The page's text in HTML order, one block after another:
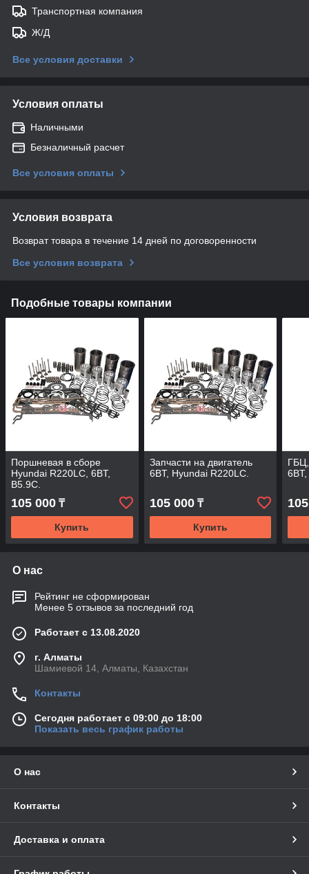
Транспортная компания
Ж/Д
Все условия доставки
Условия оплаты
Наличными
Безналичный расчет
Все условия оплаты
Условия возврата
Возврат товара в течение 14 дней по договоренности
Все условия возврата
Подобные товары компании
Поршневая в сборе
Hyundai R220LC, 6BT,
B5.9C.
105 000 ₸
Купить
Запчасти на двигатель
6BT, Hyundai R220LC.
105 000₸
Купить
О нас
Рейтинг не сформирован
Менее 5 отзывов за последний год
Работает с 13.08.2020
г. Алматы
Шамиевой 14, Алматы, Казахстан
Контакты
Сегодня работает с 09:00 до 18:00
Показать весь график работы
О нас
Контакты
Доставка и оплата